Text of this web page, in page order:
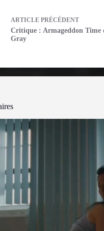
ARTICLE PRÉCÉDENT
Critique : Armageddon Time
Gray